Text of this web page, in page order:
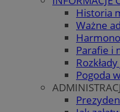
Historia
Ważne
Parafie i
Pogoda